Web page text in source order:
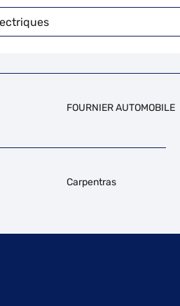
FOURNIER AUTOMOBILE
Carpentras